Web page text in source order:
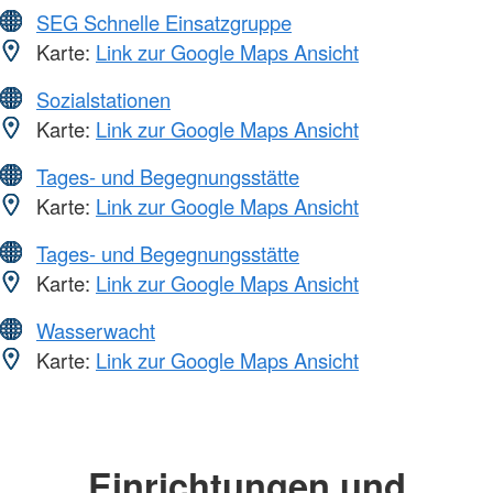
SEG Schnelle Einsatzgruppe
Karte: Link zur Google Maps Ansicht
Sozialstationen
Karte: Link zur Google Maps Ansicht
Tages- und Begegnungsstätte
Karte: Link zur Google Maps Ansicht
Tages- und Begegnungsstätte
Karte: Link zur Google Maps Ansicht
Wasserwacht
Karte: Link zur Google Maps Ansicht